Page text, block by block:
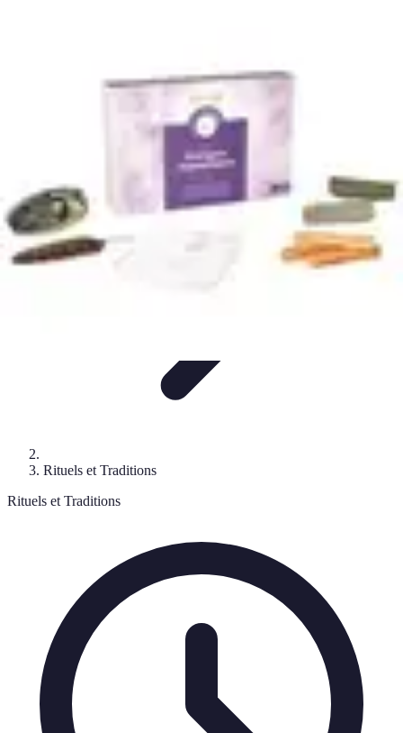
Rituels et Traditions
Rituels et Traditions